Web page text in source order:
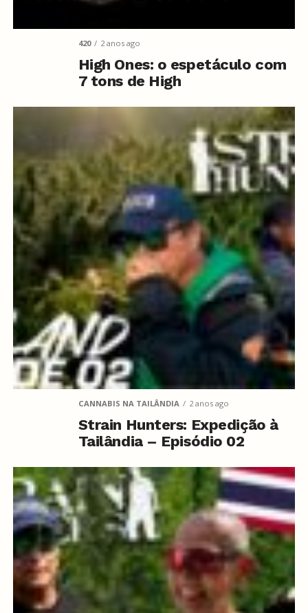
420 2 anos ago
High Ones: o espetáculo com
7 tons de High
CANNABIS NA TAILÂNDIA 2 anos ago
Strain Hunters: Expedição à
Tailândia – Episódio 02